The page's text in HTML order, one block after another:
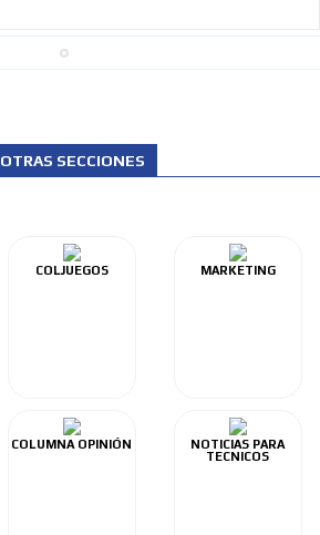
OTRAS SECCIONES
COLJUEGOS MARKETING
COLUMNA OPINIÓN
NOTICIAS PARA
TECNICOS